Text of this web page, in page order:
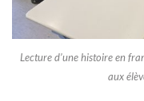
Lecture d’une histoire en
aux